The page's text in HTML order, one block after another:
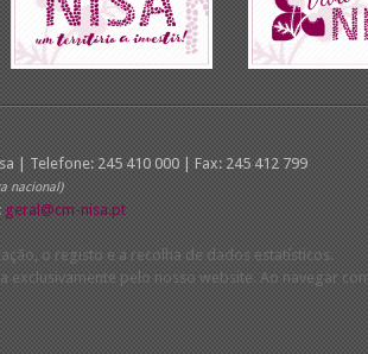
| Telefone: 245 410 000 | Fax: 245 412 799
nacional)
geral@cm-nisa.pt
o registo e a recolha de dados estatísticos.
pelo nosso website. Ao navegar